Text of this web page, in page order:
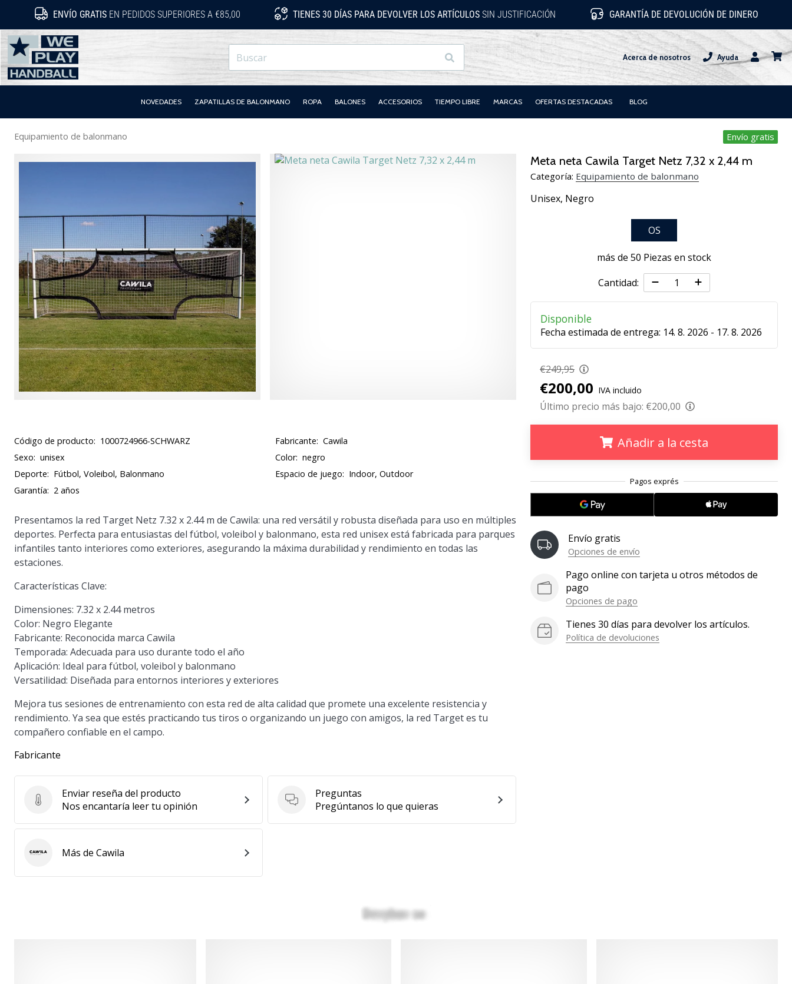
ENVÍO GRATISEN PEDIDOS SUPERIORES A €85,00 TIENES 30 DÍAS PARA DEVOLVER LOS ARTÍCULOS SIN JUSTIFICACIÓN GARANTÍA DE DEVOLUCIÓN DE DINERO
WePlayHandball.es
Buscar Acerca de nosotros
Ayuda
Usuario
NOVEDADES ZAPATILLAS DE BALONMANO ROPA BALONES ACCESORIOS TIEMPO LIBRE MARCAS OFERTAS DESTACADAS BLOG
Equipamiento de balonmano Envío gratis
Meta neta Cawila Target Netz 7,32 x 2,44 m
Categoría: Equipamiento de balonmano
Unisex, Negro
OS
más de 50 Piezas en stock
Cantidad:
Disponible
Fecha estimada de entrega: 14. 8. 2026 - 17. 8. 2026
€249,95
€200,00 IVA incluido
Último precio más bajo: €200,00
Añadir a la cesta
Envío gratis
Opciones de envío
Pago online con tarjeta u otros métodos de
pago
Opciones de pago
Tienes 30 días para devolver los artículos.
Política de devoluciones
Código de producto: 1000724966-SCHWARZ Fabricante: Cawila
Sexo: unisex Color: negro
Deporte: Fútbol, Voleibol, Balonmano Espacio de juego: Indoor, Outdoor
Garantía: 2 años
Presentamos la red Target Netz 7.32 x 2.44 m de Cawila: una red versátil y robusta diseñada para uso en múltiples
deportes. Perfecta para entusiastas del fútbol, voleibol y balonmano, esta red unisex está fabricada para parques
infantiles tanto interiores como exteriores, asegurando la máxima durabilidad y rendimiento en todas las
estaciones.
Características Clave:
Dimensiones: 7.32 x 2.44 metros
Color: Negro Elegante
Fabricante: Reconocida marca Cawila
Temporada: Adecuada para uso durante todo el año
Aplicación: Ideal para fútbol, voleibol y balonmano
Versatilidad: Diseñada para entornos interiores y exteriores
Mejora tus sesiones de entrenamiento con esta red de alta calidad que promete una excelente resistencia y
rendimiento. Ya sea que estés practicando tus tiros o organizando un juego con amigos, la red Target es tu
compañero confiable en el campo.
Fabricante
Enviar reseña del producto
Enviar reseña del producto
Nos encantaría leer tu opinión
Preguntas
Preguntas
Pregúntanos lo que quieras
CawilaMás de Cawila